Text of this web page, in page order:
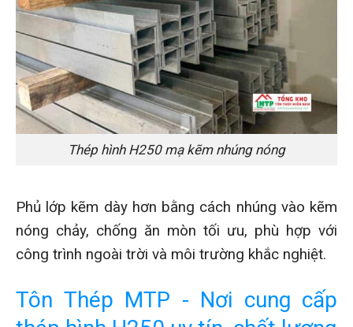
Thép hình H250 mạ kẽm nhúng nóng
Phủ lớp kẽm dày hơn bằng cách nhúng vào kẽm
nóng chảy, chống ăn mòn tối ưu, phù hợp với
công trình ngoài trời và môi trường khắc nghiệt.
Tôn Thép MTP - Nơi cung cấp